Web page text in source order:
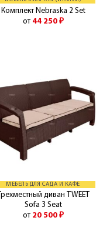
Комплект Nebraska 2 Set
от 44 250 ₽
МЕБЕЛЬ ДЛЯ САДА И КАФЕ
Трехместный диван TWEET
Sofa 3 Seat
от 20 500 ₽